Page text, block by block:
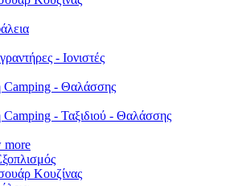
- Ιονιστές
Camping - Θαλάσσης
Camping - Ταξιδιού - Θαλάσσης
more
Κουζίνας